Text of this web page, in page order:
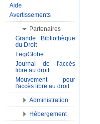
Aide
Avertissements
Partenaires
Grande Bibliothèque
du Droit
LegiGlobe
Journal de l'accès
libre au droit
Mouvement pour
l'accès libre au droit
Administration
Hébergement